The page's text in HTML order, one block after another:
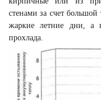
стенами за счет большой
жаркие летние дни, а
прохлада.